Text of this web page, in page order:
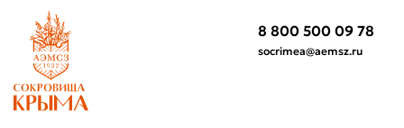
8 800 500 09 78
socrimea@aemsz.ru